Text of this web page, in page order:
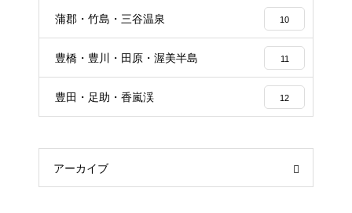
蒲郡・竹島・三谷温泉 10
豊橋・豊川・田原・渥美半島 11
豊田・足助・香嵐渓 12
アーカイブ